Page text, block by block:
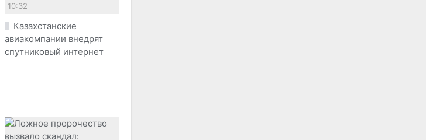
10:32
Казахстанские
авиакомпании внедрят
спутниковый интернет